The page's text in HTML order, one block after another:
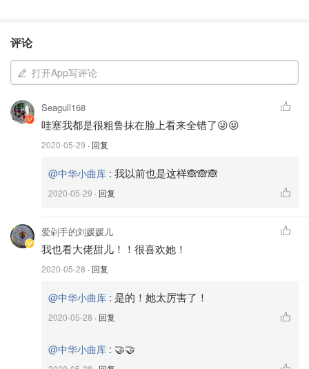
图片来自于@网络 ，版权属于原作者
评论
打开App写评论
Seagull168
哇塞我都是很粗鲁抹在脸上看来全错了😜😝
2020-05-29 · 回复
@中华小曲库 : 我以前也是这样🙈🙈🙈
2020-05-29 · 回复
爱剁手的刘媛媛儿
我也看大佬甜儿！！很喜欢她！
2020-05-28 · 回复
@中华小曲库 : 是的！她太厉害了！
2020-05-28 · 回复
@中华小曲库 : 🤝🤝